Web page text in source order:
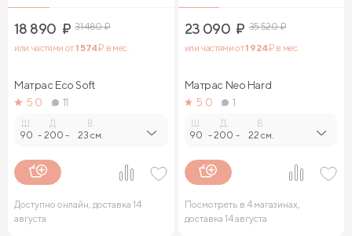
18 890 ₽ 31 480₽
или частями от1 574₽ в мес.
Матрас Eco Soft
5.0
11
90 -
Д.
200 -
В.
23 см.
Доступно онлайн, доставка 14
августа
23 090 ₽ 35 520₽
или частями от1 924₽ в мес.
Матрас Neo Hard
5.0
1
90 -
Д.
200 -
В.
22 см.
Посмотреть в 4 магазинах,
доставка 14 августа